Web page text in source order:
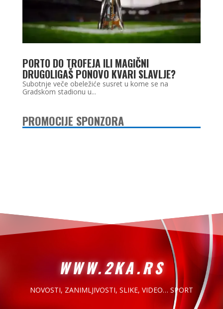
PORTO DO TROFEJA ILI MAGIČNI
DRUGOLIGAŠ PONOVO KVARI SLAVLJE?
Subotnje veče obeležiće susret u kome se na
Gradskom stadionu u...
PROMOCIJE SPONZORA
WWW.2KA.RS
NOVOSTI, ZANIMLJIVOSTI, SLIKE, VIDEO… SPORT